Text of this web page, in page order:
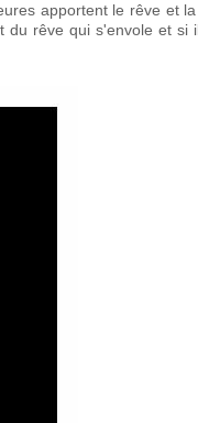
apportent le rêve et
rêve qui s'envole et